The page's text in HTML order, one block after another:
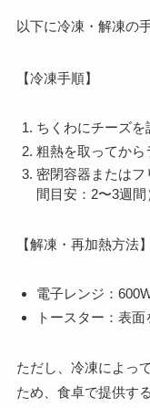
以下に冷凍・解凍の
【冷凍手順】
ちくわにチーズを
粗熱を取ってから
密閉容器または
間目安：2〜3週間
【解凍・再加熱方法】
電子レンジ：
トースター：表
ただし、冷凍によっ
ため、食卓で提供す